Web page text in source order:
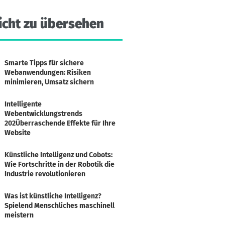
zu übersehen
Smarte Tipps für sichere
Webanwendungen: Risiken
minimieren, Umsatz sichern
Intelligente
Webentwicklungstrends
202Überraschende Effekte für Ihre
Website
Künstliche Intelligenz und Cobots:
Wie Fortschritte in der Robotik die
Industrie revolutionieren
Was ist künstliche Intelligenz?
Spielend Menschliches maschinell
meistern